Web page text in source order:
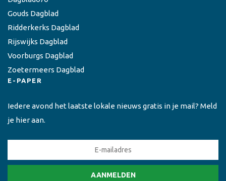
Gouds Dagblad
Ridderkerks Dagblad
Rijswijks Dagblad
Voorburgs Dagblad
Zoetermeers Dagblad
E-PAPER
Iedere avond het laatste lokale nieuws gratis in je mail? Meld
je hier aan.